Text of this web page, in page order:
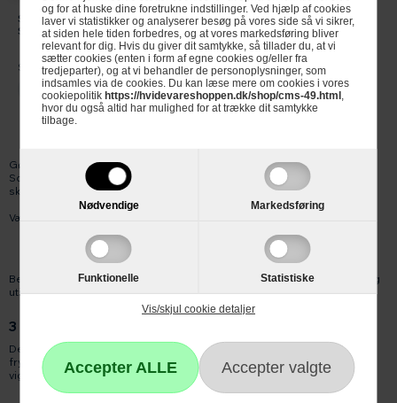
og for at huske dine foretrukne indstillinger. Ved hjælp af cookies
laver vi statistikker og analyserer besøg på vores side så vi sikrer,
at siden hele tiden forbedres, og at vores markedsføring bliver
relevant for dig. Hvis du giver dit samtykke, så tillader du, at vi
sætter cookies (enten i form af egne cookies og/eller fra
tredjeparter), og at vi behandler de personoplysninger, som
indsamles via de cookies. Du kan læse mere om cookies i vores
cookiepolitik https://hvidevareshoppen.dk/shop/cms-49.html ,
hvor du også altid har mulighed for at trække dit samtykke
tilbage.
Nødvendige Markedsføring
Funktionelle Statistiske
Vis/skjul cookie detaljer
Scandomestic Fryseskab
SFS206W
Se produktdatablad
Ikke på lager
Gør det nemmere at finde det, du skal bruge i din fryser med et
Scandomestic fryseskab med åbne hylder eller gennemsigtige
skuffefronter.
Vælg mellem to forskellige slags fryseskabe:
Scandomestic fryseskab til private
Scancool fryseskab til professionelle
Begge typer fås med NoFrost-teknologi, så du ikke skal afrime i tide og
utide.
3 gode grunde til at købe et Scandomestic fryseskab
Der findes selvfølgelig rigtig mange gode grunde til at vælge et
fryseskab fra det danske brand Scandomstic. Herunder får du tre af de
vigtigste: